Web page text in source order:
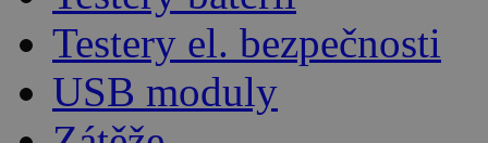
Testery el. bezpečnosti
USB moduly